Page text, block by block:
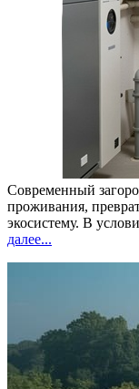
Современный
проживания,
экосистему. В
далее...